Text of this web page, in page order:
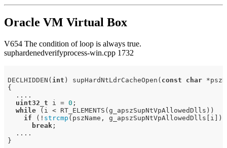
Oracle VM Virtual Box
V654 The condition of loop is always true.
suphardenedverifyprocess-win.cpp 1732
DECLHIDDEN( int ) supHardNtLdrCacheOpen( const char
{
  ....
uint32_t i = 0 ;
while (i < RT_ELEMENTS(g_apszSupNtVpAllowedDlls))
if (! strcmp (pszName, g_apszSupNtVpAllowedDlls[i]))
break;
  ....